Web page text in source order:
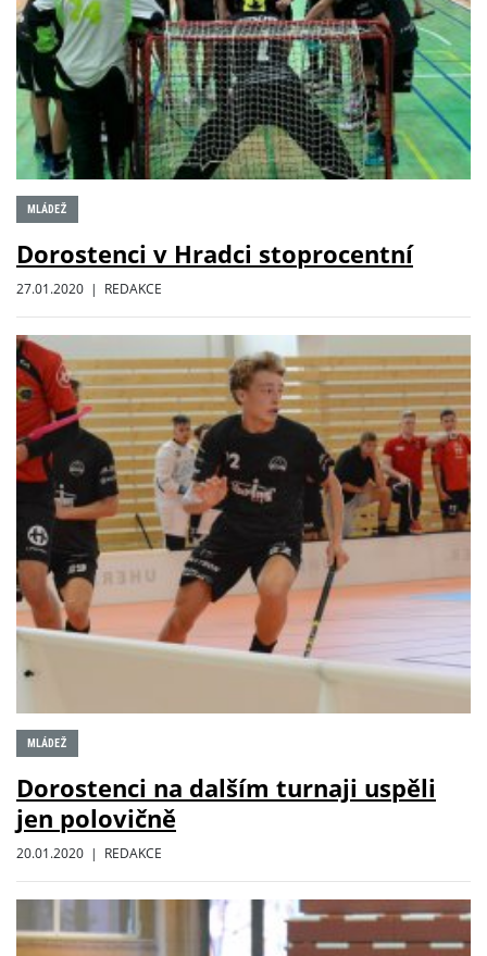
MLÁDEŽ
Dorostenci v Hradci stoprocentní
27.01.2020 | REDAKCE
MLÁDEŽ
Dorostenci na dalším turnaji uspěli
jen polovičně
20.01.2020 | REDAKCE